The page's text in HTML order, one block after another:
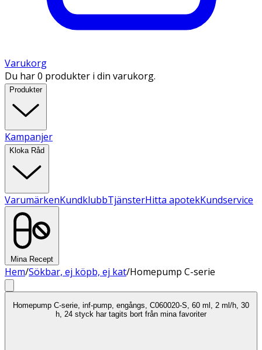
Varukorg
Du har 0 produkter i din varukorg.
Produkter
Kampanjer
Kloka Råd
VarumärkenKundklubbTjänsterHitta apotekKundservice
Mina Recept
Hem/Sökbar, ej köpb, ej kat/Homepump C-serie
Homepump C-serie, inf-pump, engångs, C060020-S, 60 ml, 2 ml/h, 30
h, 24 styck har tagits bort från mina favoriter